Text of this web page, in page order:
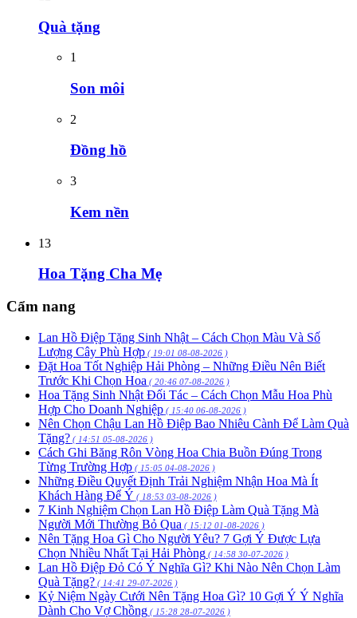
Quà tặng
1
Son môi
2
Đồng hồ
3
Kem nền
13
Hoa Tặng Cha Mẹ
Cẩm nang
Lan Hồ Điệp Tặng Sinh Nhật – Cách Chọn Màu Và Số
Lượng Cây Phù Hợp ( 19:01 08-08-2026 )
Đặt Hoa Tốt Nghiệp Hải Phòng – Những Điều Nên Biết
Trước Khi Chọn Hoa ( 20:46 07-08-2026 )
Hoa Tặng Sinh Nhật Đối Tác – Cách Chọn Mẫu Hoa Phù
Hợp Cho Doanh Nghiệp ( 15:40 06-08-2026 )
Nên Chọn Chậu Lan Hồ Điệp Bao Nhiêu Cành Để Làm Quà
Tặng? ( 14:51 05-08-2026 )
Cách Ghi Băng Rôn Vòng Hoa Chia Buồn Đúng Trong
Từng Trường Hợp ( 15:05 04-08-2026 )
Những Điều Quyết Định Trải Nghiệm Nhận Hoa Mà Ít
Khách Hàng Để Ý ( 18:53 03-08-2026 )
7 Kinh Nghiệm Chọn Lan Hồ Điệp Làm Quà Tặng Mà
Người Mới Thường Bỏ Qua ( 15:12 01-08-2026 )
Nên Tặng Hoa Gì Cho Người Yêu? 7 Gợi Ý Được Lựa
Chọn Nhiều Nhất Tại Hải Phòng ( 14:58 30-07-2026 )
Lan Hồ Điệp Đỏ Có Ý Nghĩa Gì? Khi Nào Nên Chọn Làm
Quà Tặng? ( 14:41 29-07-2026 )
Kỷ Niệm Ngày Cưới Nên Tặng Hoa Gì? 10 Gợi Ý Ý Nghĩa
Dành Cho Vợ Chồng ( 15:28 28-07-2026 )